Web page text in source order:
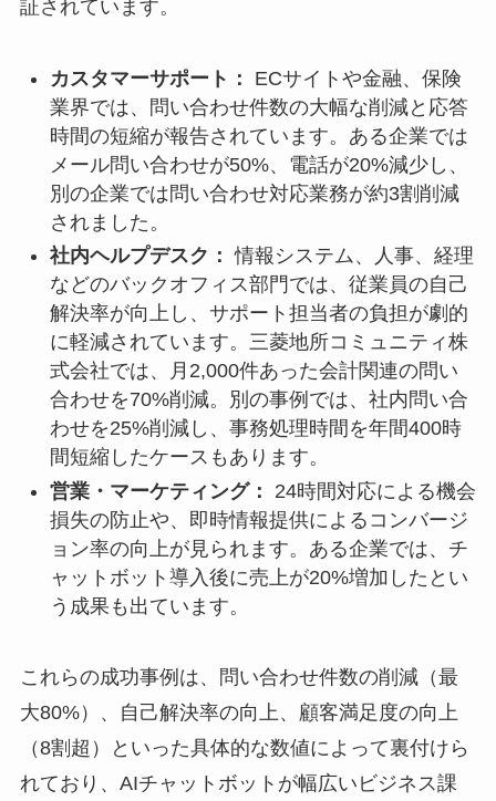
証されています。
カスタマーサポート：
ECサイトや金融、保険
業界では、問い合わせ件数の大幅な削減と応答
時間の短縮が報告されています。ある企業では
メール問い合わせが50%、電話が20%減少し、
別の企業では問い合わせ対応業務が約3割削減
されました。
社内ヘルプデスク： 情報システム、人事、経理
などのバックオフィス部門では、従業員の自己
解決率が向上し、サポート担当者の負担が劇的
に軽減されています。三菱地所コミュニティ株
式会社では、月2,000件あった会計関連の問い
合わせを70%削減。別の事例では、社内問い合
わせを25%削減し、事務処理時間を年間400時
間短縮したケースもあります。
営業・マーケティング：
24時間対応による機会
損失の防止や、即時情報提供によるコンバージ
ョン率の向上が見られます。ある企業では、チ
ャットボット導入後に売上が20%増加したとい
う成果も出ています。
これらの成功事例は、問い合わせ件数の削減（最
大80%）、自己解決率の向上、顧客満足度の向上
（8割超）といった具体的な数値によって裏付けら
れており、AIチャットボットが幅広いビジネス課